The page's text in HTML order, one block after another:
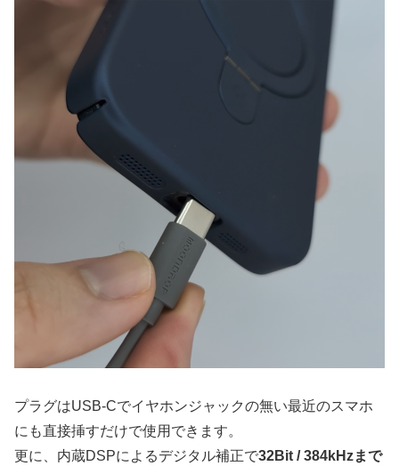
プラグはUSB-Cでイヤホンジャックの無い最近のスマホ
にも直接挿すだけで使用できます。
更に、内蔵DSPによるデジタル補正で32Bit / 384kHzまで